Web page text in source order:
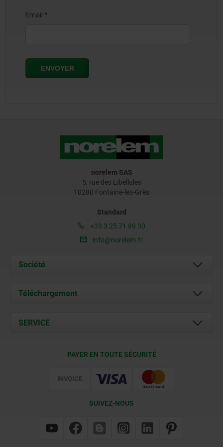
norelem SAS
5, rue des Libellules
10280 Fontaine-les-Grès
Standard
+33 3 25 71 89 30
info@norelem.fr
Société
À propos de nous
Contact
Téléchargement
Documents
SERVICE
PAYER EN TOUTE SÉCURITÉ
SUIVEZ-NOUS